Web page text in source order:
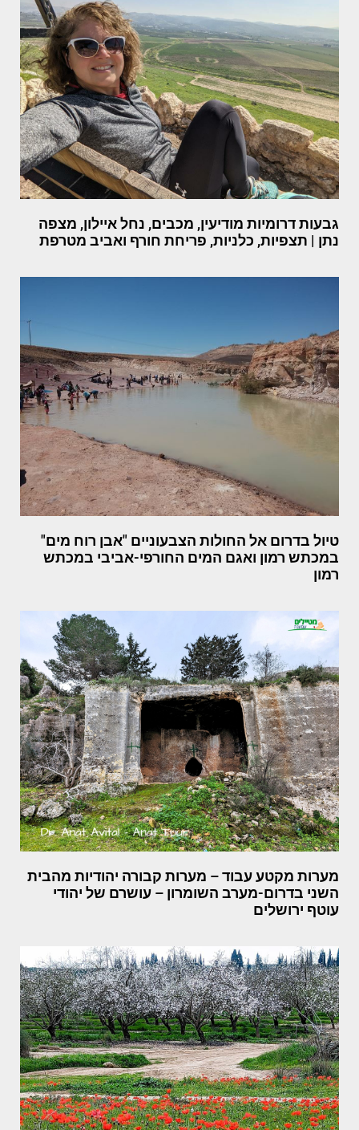
גבעות דרומיות מודיעין, מכבים, נחל איילון, מצפה
נתן | תצפיות, כלניות, פריחת חורף ואביב מטרפת
טיול בדרום אל החולות הצבעוניים "אבן רוח מים"
במכתש רמון ואגם המים החורפי-אביבי במכתש
רמון
מערות מקטע עבוד – מערות קבורה יהודיות מהבית
השני בדרום-מערב השומרון – עושרם של יהודי
עוטף ירושלים